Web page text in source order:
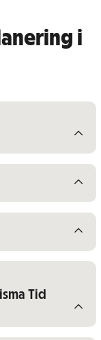
i
Tid